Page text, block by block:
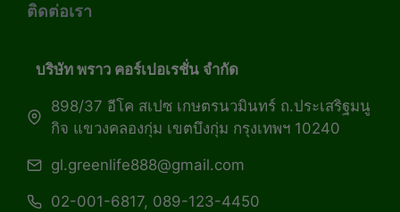
ติดต่อเรา
บริษัท พราว คอร์เปอเรชั่น จำกัด
898/37 อีโค สเปซ เกษตรนวมินทร์ ถ.ประเสริฐมนู
กิจ แขวงคลองกุ่ม เขตบึงกุ่ม กรุงเทพฯ 10240
gl.greenlife888@gmail.com
02-001-6817, 089-123-4450